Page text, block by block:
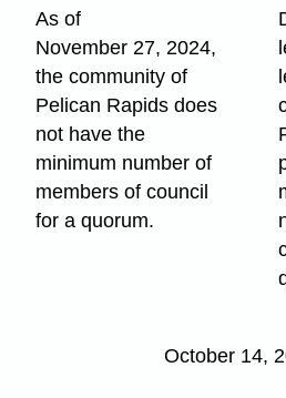
As of
November 27, 2024,
the community of
Pelican Rapids does
not have the
minimum number of
members of council
for a quorum.
October 14,